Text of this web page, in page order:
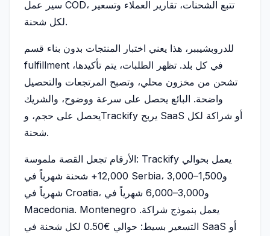
سير عمل COD، تتبع الشحنات، تقارير العملاء وتسعير
لكل شحنة.
للدروبشيببر، هذا يعني اختبار المنتجات بدون بناء قسم
fulfillment في كل بلد. تظهر الطلبات، يتم تأكيدها،
تشحن من مخزون محلي، وتصبح المرتجعات والتحصيل
واضحة. البائع يحصل على سرعة ووضوح، والشريك
يحصل على حجم، وTrackify يربح SaaS أو شراكة لكل
شحنة.
الأرقام تجعل القصة ملموسة: Trackify يعمل بحوالي
12,000+ شحنة شهرياً في Serbia، و1,500–3,000
شهرياً في Croatia، و3,000–6,000 شهرياً في
Macedonia. Montenegro يعمل بنموذج شراكة.
التسعير بسيط: حوالي €0.50 لكل شحنة في SaaS أو